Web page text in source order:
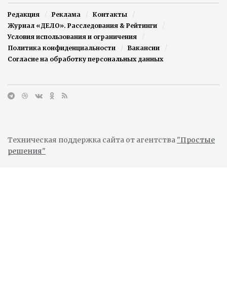
Редакция Реклама
Контакты
Журнал «ДЕЛО». Расследования & Рейтинги
Условия использования и ограничения
Политика конфиденциальности
Вакансии
Согласие на обработку персональных данных
Техническая поддержка сайта от агентства "Простые
решения"